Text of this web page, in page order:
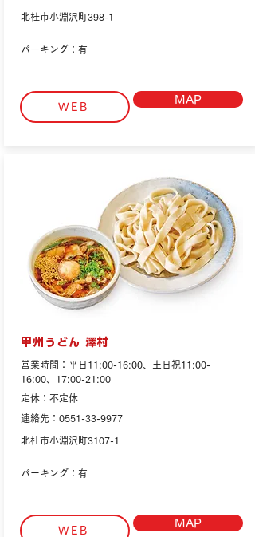
北杜市小淵沢町398-1
パーキング：有
WEB
MAP
甲州うどん 澤村
営業時間：平日11:00-16:00、土日祝11:00-
16:00、17:00-21:00
定休：不定休
連絡先：0551-33-9977
北杜市小淵沢町3107-1
パーキング：有
WEB
MAP